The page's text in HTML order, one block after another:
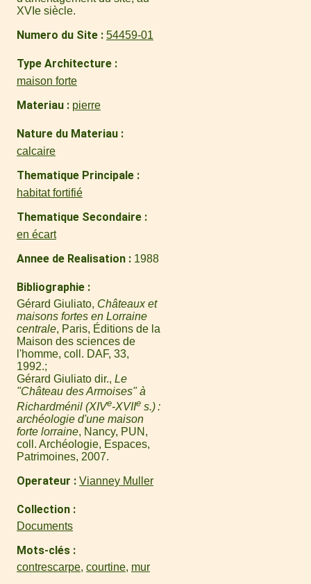
XVIe siècle.
Numero du Site 54459-01
Type Architecture
maison forte
Materiau pierre
Nature du Materiau
calcaire
Thematique Principale
habitat fortifié
Thematique Secondaire
en écart
Annee de Realisation 1988
Bibliographie
Gérard Giuliato, Châteaux et
maisons fortes en Lorraine
centrale, Paris, Éditions de la
Maison des sciences de
l'homme, coll. DAF, 33,
1992.
Gérard Giuliato dir., Le
"Château des Armoises" à
Richardménil (XIVe-XVIIe s.) :
archéologie d'une maison
forte lorraine, Nancy, PUN,
coll. Archéologie, Espaces,
Patrimoines, 2007.
Operateur Vianney Muller
Collection
Documents
Mots-clés
contrescarpe, courtine, mur